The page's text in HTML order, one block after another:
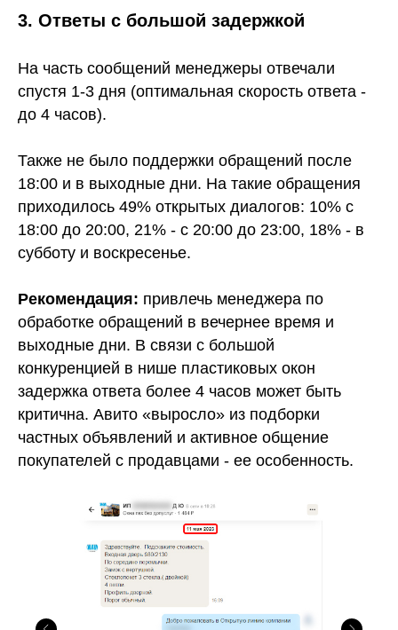
3. Ответы с большой задержкой
На часть сообщений менеджеры отвечали
спустя 1-3 дня (оптимальная скорость ответа -
до 4 часов).
Также не было поддержки обращений после
18:00 и в выходные дни. На такие обращения
приходилось 49% открытых диалогов: 10% с
18:00 до 20:00, 21% - с 20:00 до 23:00, 18% - в
субботу и воскресенье.
Рекомендация: привлечь менеджера по
обработке обращений в вечернее время и
выходные дни. В связи с большой
конкуренцией в нише пластиковых окон
задержка ответа более 4 часов может быть
критична. Авито «выросло» из подборки
частных объявлений и активное общение
покупателей с продавцами - ее особенность.